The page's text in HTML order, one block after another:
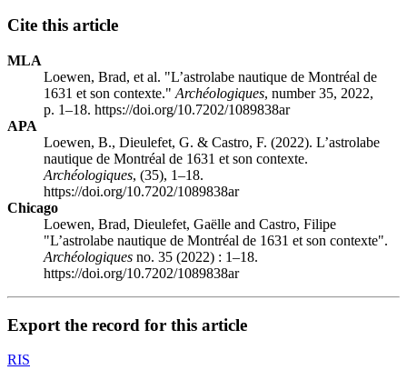
Cite this article
MLA
Loewen, Brad, et al. "L’astrolabe nautique de Montréal de
1631 et son contexte." Archéologiques, number 35, 2022,
p. 1–18. https://doi.org/10.7202/1089838ar
APA
Loewen, B., Dieulefet, G. & Castro, F. (2022). L’astrolabe
nautique de Montréal de 1631 et son contexte.
Archéologiques, (35), 1–18.
https://doi.org/10.7202/1089838ar
Chicago
Loewen, Brad, Dieulefet, Gaëlle and Castro, Filipe
"L’astrolabe nautique de Montréal de 1631 et son contexte".
Archéologiques no. 35 (2022) : 1–18.
https://doi.org/10.7202/1089838ar
Export the record for this article
RIS